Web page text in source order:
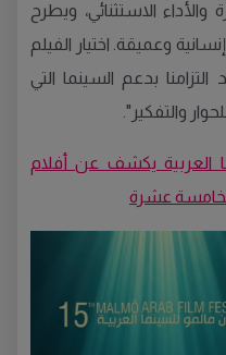
والأداء الاستثنائي، ويطرح
وعميقة. اختيار الفيلم
بدعم السينما التي
والتفكير".
العربية يكشف عن أفلام
عشرة